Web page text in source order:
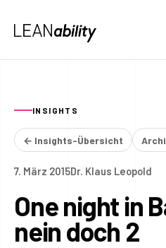
INSIGHTS
← Insights-Übersicht
7. März 2015Dr. Klaus Leopold
One night in
nein doch 2